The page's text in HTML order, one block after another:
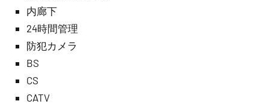
内廊下
24時間管理
防犯カメラ
BS
CS
CATV